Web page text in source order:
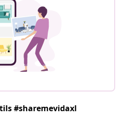
#sharemevidaxl